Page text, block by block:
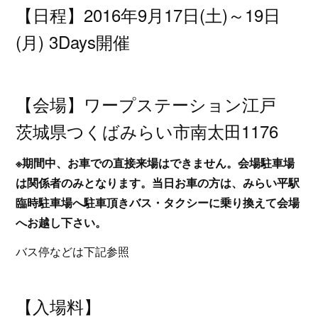
【日程】2016年9月17日(土)～19日
(月) 3Days開催
【会場】ワープステーション江戸
茨城県つくばみらい市南太田1176
※期間中、お車での直接来場はできません。会場駐車場
は関係者のみとなります。当日お車の方は、みらい平駅
臨時駐車場へ駐車頂きバス・タクシーに乗り換えて会場
へお越し下さい。
バス停などは下記参照
【入場料】